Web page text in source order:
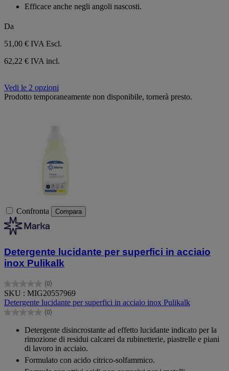
Efficace anche negli angoli nascosti.
Da
51,00 € IVA Escl.
62,22 € IVA incl.
Vedi le 2 opzioni
Prodotto temporaneamente non disponibile, tornerà presto.
Confronta Compara
Detergente lucidante per superfici in acciaio
inox Pulikalk
(0)
0.0
su
5
stelle.
SKU : MIG20557969
Detergente lucidante per superfici in acciaio inox Pulikalk
(0)
0.0
Detergente disincrostante ad effetto lucidante indicato per la
rimozione di residui calcarei da rubinetterie, piastrelle e piani
di lavoro in acciaio.
Formulato con acido citrico-solfammico.